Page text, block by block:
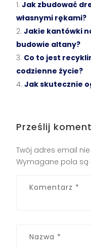
Jak zbudować
własnymi rękami?
Jakie kantówki
budowie altany?
Co to jest
codzienne życie?
Jak skutecznie
Prześlij
Twój adres email
Wymagane pola są